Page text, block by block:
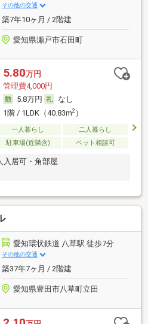
その他の交通
築7年10ヶ月 / 2階建
愛知県瀬戸市石田町
5.80万円
管理費4,000円
5.8万円
なし
1階 / 1LDK（40.83m2）
一人暮らし
二人暮らし
駐車場(近隣含) ペット相談可
入居可・角部屋
愛知環状鉄道 八草駅 徒歩7分
その他の交通
築37年7ヶ月 / 2階建
愛知県豊田市八草町立田